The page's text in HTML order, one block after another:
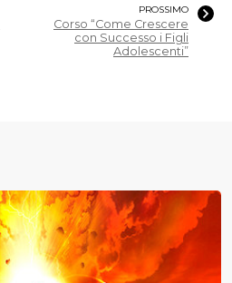
PROSSIMO
Corso “Come Crescere
con Successo i Figli
Adolescenti”